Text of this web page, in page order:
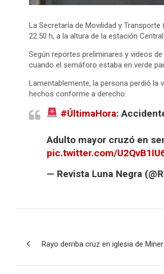
La Secretaría de Movilidad y
22:50 h, a la altura de la estación
Según reportes preliminares y videos
cuando el semáforo estaba en verde
Lamentablemente, la persona perdió la
hechos conforme a derecho.
#ÚltimaHora:
Adulto mayor cruzó en
pic.twitter.com/
— Revista Luna Negra
Rayo derriba cruz en iglesia de